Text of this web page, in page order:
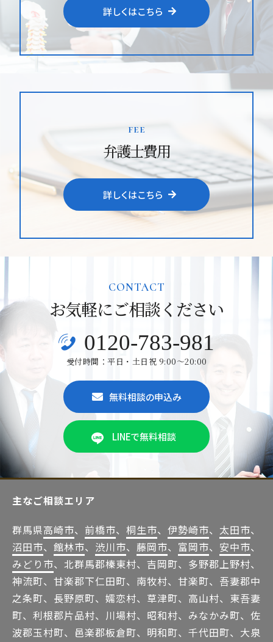
詳しくはこちら
fee
弁護士費用
詳しくはこちら
CONTACT
お気軽にご相談ください
0120-783-981
受付時間：平日・土日祝 9:00～20:00
無料相談の申込み
LINEで無料相談
主なご相談エリア
群馬県高崎市、 前橋市、 桐生市、 伊勢崎市、 太田市、
沼田市、 館林市、 渋川市、 藤岡市、 富岡市、 安中市、
みどり市、北群馬郡榛東村、吉岡町、多野郡上野村、
神流町、甘楽郡下仁田町、南牧村、甘楽町、吾妻郡中
之条町、長野原町、嬬恋村、草津町、高山村、東吾妻
町、利根郡片品村、川場村、昭和村、みなかみ町、佐
波郡玉村町、邑楽郡板倉町、明和町、千代田町、大泉